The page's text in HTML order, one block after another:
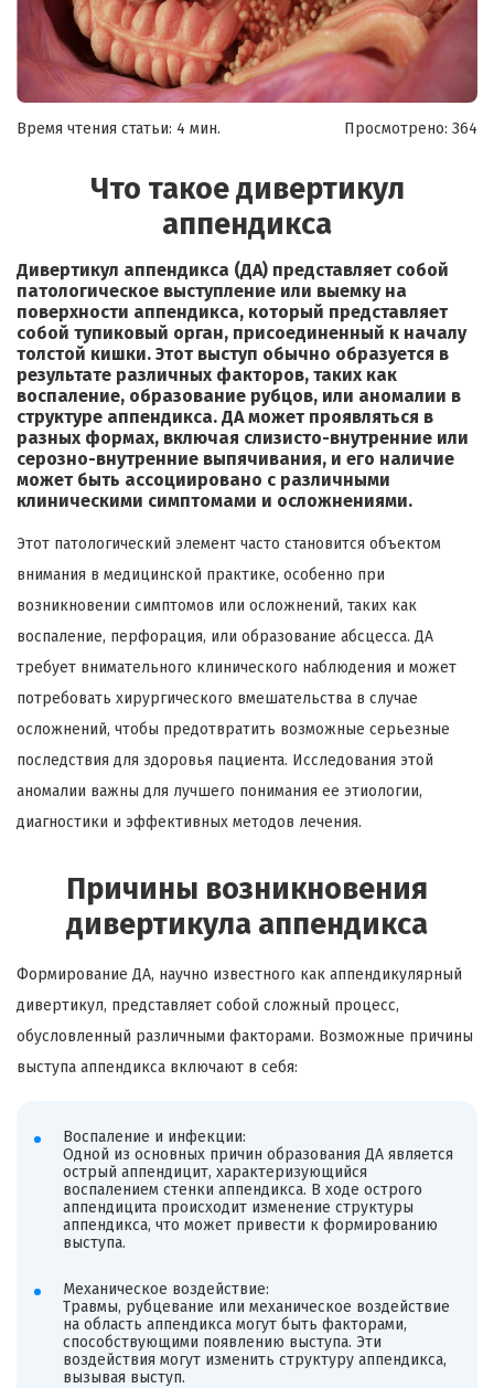
Время чтения статьи: 4 мин. Просмотрено: 364
Что такое дивертикул
аппендикса
Дивертикул аппендикса (ДА) представляет собой
патологическое выступление или выемку на
поверхности аппендикса, который представляет
собой тупиковый орган, присоединенный к началу
толстой кишки. Этот выступ обычно образуется в
результате различных факторов, таких как
воспаление, образование рубцов, или аномалии в
структуре аппендикса. ДА может проявляться в
разных формах, включая слизисто-внутренние или
серозно-внутренние выпячивания, и его наличие
может быть ассоциировано с различными
клиническими симптомами и осложнениями.
Этот патологический элемент часто становится объектом
внимания в медицинской практике, особенно при
возникновении симптомов или осложнений, таких как
воспаление, перфорация, или образование абсцесса. ДА
требует внимательного клинического наблюдения и может
потребовать хирургического вмешательства в случае
осложнений, чтобы предотвратить возможные серьезные
последствия для здоровья пациента. Исследования этой
аномалии важны для лучшего понимания ее этиологии,
диагностики и эффективных методов лечения.
Причины возникновения
дивертикула аппендикса
Формирование ДА, научно известного как аппендикулярный
дивертикул, представляет собой сложный процесс,
обусловленный различными факторами. Возможные причины
выступа аппендикса включают в себя:
Воспаление и инфекции:
Одной из основных причин образования ДА является
острый аппендицит, характеризующийся
воспалением стенки аппендикса. В ходе острого
аппендицита происходит изменение структуры
аппендикса, что может привести к формированию
выступа.
Механическое воздействие:
Травмы, рубцевание или механическое воздействие
на область аппендикса могут быть факторами,
способствующими появлению выступа. Эти
воздействия могут изменить структуру аппендикса,
вызывая выступ.